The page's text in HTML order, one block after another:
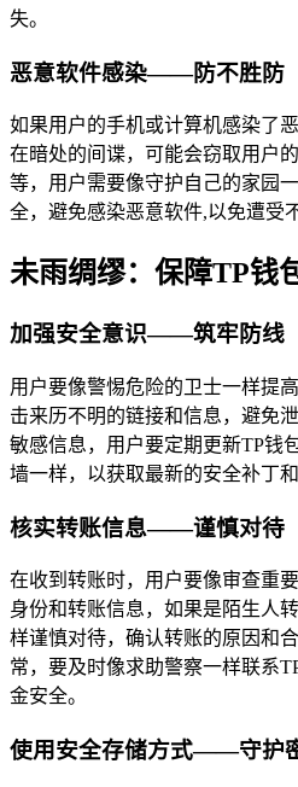
失。
恶意软件感染——防不胜防
如果用户的手机或计算机感染了
在暗处的间谍，可能会窃取用户
等，用户需要像守护自己的家园
全，避免感染恶意软件,以免遭受
未雨绸缪：保障TP钱
加强安全意识——筑牢防线
用户要像警惕危险的卫士一样提
击来历不明的链接和信息，避免
敏感信息，用户要定期更新TP钱
墙一样，以获取最新的安全补丁
核实转账信息——谨慎对待
在收到转账时，用户要像审查重
身份和转账信息，如果是陌生人
样谨慎对待，确认转账的原因和
常，要及时像求助警察一样联系
金安全。
使用安全存储方式——守护